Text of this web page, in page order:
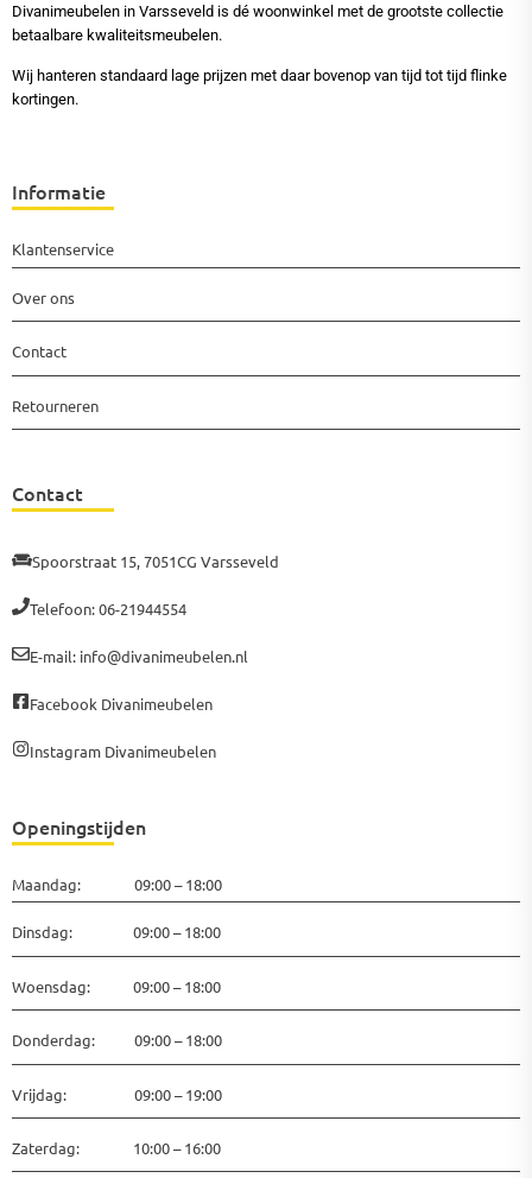
Divanimeubelen in Varsseveld is dé woonwinkel met de grootste collectie
betaalbare kwaliteitsmeubelen.
Wij hanteren standaard lage prijzen met daar bovenop van tijd tot tijd flinke
kortingen.
Informatie
Klantenservice
Over ons
Contact
Retourneren
Contact
Spoorstraat 15, 7051CG Varsseveld
Telefoon: 06-21944554
E-mail: info@divanimeubelen.nl
Facebook Divanimeubelen
Instagram Divanimeubelen
Openingstijden
Maandag: 09:00 – 18:00
Dinsdag: 09:00 – 18:00
Woensdag: 09:00 – 18:00
Donderdag: 09:00 – 18:00
Vrijdag: 09:00 – 19:00
Zaterdag: 10:00 – 16:00